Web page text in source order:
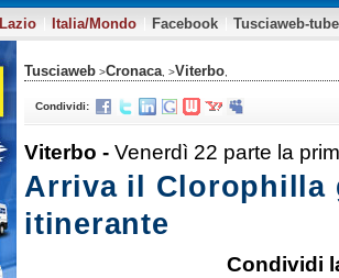
Lazio Italia/Mondo Facebook Tusciaweb-tube
Tusciaweb >Cronaca , >Viterbo
Condividi:
Viterbo - Venerdì 22 parte la
Arriva il Clorophilla
itinerante
Condividi